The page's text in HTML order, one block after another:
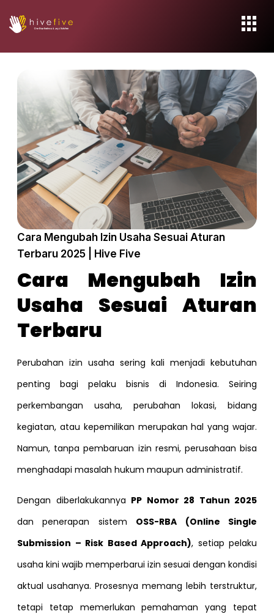
Cara Mengubah Izin Usaha Sesuai Aturan
Terbaru 2025 | Hive Five
Cara Mengubah Izin
Usaha Sesuai Aturan
Terbaru
Perubahan izin usaha sering kali menjadi kebutuhan
penting bagi pelaku bisnis di Indonesia. Seiring
perkembangan usaha, perubahan lokasi, bidang
kegiatan, atau kepemilikan merupakan hal yang wajar.
Namun, tanpa pembaruan izin resmi, perusahaan bisa
menghadapi masalah hukum maupun administratif.
Dengan diberlakukannya PP Nomor 28 Tahun 2025
dan penerapan sistem OSS-RBA (Online Single
Submission – Risk Based Approach), setiap pelaku
usaha kini wajib memperbarui izin sesuai dengan kondisi
aktual usahanya. Prosesnya memang lebih terstruktur,
tetapi tetap memerlukan pemahaman yang tepat